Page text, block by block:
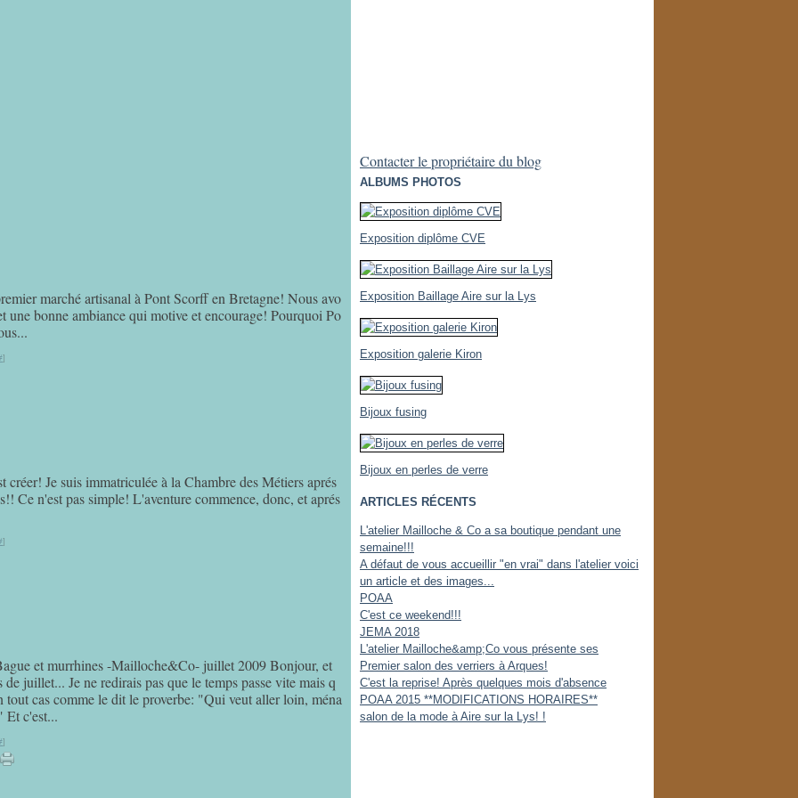
marché artisanal à Pont Scorff en Bretagne! Nous avo
une bonne ambiance qui motive et encourage! Pourquoi Po
]
Je suis immatriculée à la Chambre des Métiers aprés
Ce n'est pas simple! L'aventure commence, donc, et aprés
]
et murrhines -Mailloche&Co- juillet 2009 Bonjour, et
juillet... Je ne redirais pas que le temps passe vite mais q
tout cas comme le dit le proverbe: "Qui veut aller loin, ména
Et c'est...
]
Contacter le propriétaire du blog
ALBUMS PHOTOS
Exposition diplôme CVE
Exposition Baillage Aire sur la Lys
Exposition galerie Kiron
Bijoux fusing
Bijoux en perles de verre
ARTICLES RÉCENTS
L'atelier Mailloche & Co a sa boutique pendant une
semaine!!!
A défaut de vous accueillir "en vrai" dans l'atelier voici
un article et des images...
POAA
C'est ce weekend!!!
JEMA 2018
L'atelier Mailloche&amp;Co vous présente ses
Premier salon des verriers à Arques!
C'est la reprise! Après quelques mois d'absence
POAA 2015 **MODIFICATIONS HORAIRES**
salon de la mode à Aire sur la Lys! !